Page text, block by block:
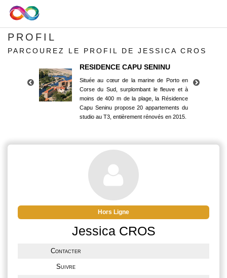
PROFIL
PARCOUREZ LE PROFIL DE JESSICA CROS
RESIDENCE CAPU SENINU
Située au cœur de la marine de Porto en
Corse du Sud, surplombant le fleuve et à
moins de 400 m de la plage, la Résidence
Capu Seninu propose 20 appartements du
studio au T3, entièrement rénovés en 2015.
Corse du Sud, surplombant le fleuve et à
moins de 400 m de la plage, la Résidence
Capu Seninu propose 20 appartements du
studio au T3, entièrement rénovés en 2015.
Hors Ligne
Jessica CROS
Contacter
Suivre